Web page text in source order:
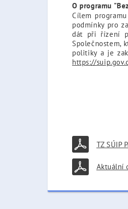
O programu
Cílem
podmínky pro
dát při řízení
Společnostem,
politiky a je
https://
TZ SÚIP
Aktuální